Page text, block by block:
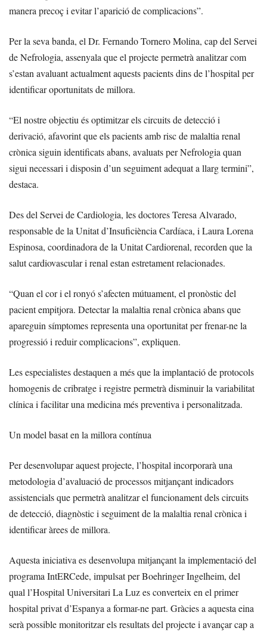
manera precoç i evitar l’aparició de complicacions”.
Per la seva banda, el Dr. Fernando Tornero Molina, cap del Servei
de Nefrologia, assenyala que el projecte permetrà analitzar com
s’estan avaluant actualment aquests pacients dins de l’hospital per
identificar oportunitats de millora.
“El nostre objectiu és optimitzar els circuits de detecció i
derivació, afavorint que els pacients amb risc de malaltia renal
crònica siguin identificats abans, avaluats per Nefrologia quan
sigui necessari i disposin d’un seguiment adequat a llarg termini”,
destaca.
Des del Servei de Cardiologia, les doctores Teresa Alvarado,
responsable de la Unitat d’Insuficiència Cardíaca, i Laura Lorena
Espinosa, coordinadora de la Unitat Cardiorenal, recorden que la
salut cardiovascular i renal estan estretament relacionades.
“Quan el cor i el ronyó s’afecten mútuament, el pronòstic del
pacient empitjora. Detectar la malaltia renal crònica abans que
apareguin símptomes representa una oportunitat per frenar-ne la
progressió i reduir complicacions”, expliquen.
Les especialistes destaquen a més que la implantació de protocols
homogenis de cribratge i registre permetrà disminuir la variabilitat
clínica i facilitar una medicina més preventiva i personalitzada.
Un model basat en la millora contínua
Per desenvolupar aquest projecte, l’hospital incorporarà una
metodologia d’avaluació de processos mitjançant indicadors
assistencials que permetrà analitzar el funcionament dels circuits
de detecció, diagnòstic i seguiment de la malaltia renal crònica i
identificar àrees de millora.
Aquesta iniciativa es desenvolupa mitjançant la implementació del
programa IntERCede, impulsat per Boehringer Ingelheim, del
qual l’Hospital Universitari La Luz es converteix en el primer
hospital privat d’Espanya a formar-ne part. Gràcies a aquesta eina
serà possible monitoritzar els resultats del projecte i avançar cap a